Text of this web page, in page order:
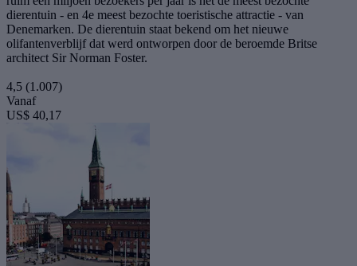
dierentuin - en 4e meest bezochte toeristische attractie - van
Denemarken. De dierentuin staat bekend om het nieuwe
olifantenverblijf dat werd ontworpen door de beroemde Britse
architect Sir Norman Foster.
4,5 (1.007)
Vanaf
US$ 40,17